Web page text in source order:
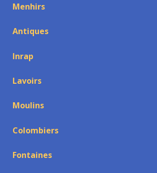
Menhirs
Antiques
Inrap
Lavoirs
Moulins
Colombiers
Fontaines